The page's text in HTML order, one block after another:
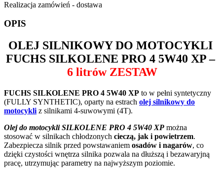
Realizacja zamówień - dostawa
OPIS
OLEJ SILNIKOWY DO MOTOCYKLI
FUCHS SILKOLENE PRO 4 5W40 XP–
6 litrów ZESTAW
FUCHS SILKOLENE PRO 4 5W40 XP to w pełni syntetyczny
(FULLY SYNTHETIC), oparty na estrach olej silnikowy do
motocykli z silnikami 4-suwowymi (4T).
Olej do motocykli SILKOLENE PRO 4 5W40 XP można
stosować w silnikach chłodzonych cieczą, jak i powietrzem.
Zabezpiecza silnik przed powstawaniem osadów i nagarów, co
dzięki czystości wnętrza silnika pozwala na dłuższą i bezawaryjną
pracę, utrzymując parametry na najwyższym poziomie.